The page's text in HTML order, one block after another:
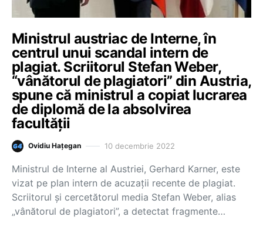
Ministrul austriac de Interne, în
centrul unui scandal intern de
plagiat. Scriitorul Stefan Weber,
“vânătorul de plagiatori” din Austria,
spune că ministrul a copiat lucrarea
de diplomă de la absolvirea
facultății
Ovidiu Hațegan 10 decembrie 2022
Ministrul de Interne al Austriei, Gerhard Karner, este
vizat pe plan intern de acuzații recente de plagiat.
Scriitorul și cercetătorul media Stefan Weber, alias
„vânătorul de plagiatori”, a detectat fragmente…